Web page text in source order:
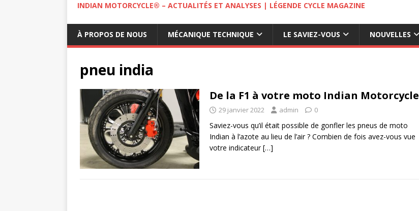
INDIAN MOTORCYCLE® – ACTUALITÉS ET ANALYSES | LÉGENDE CYCLE MAGAZINE
À PROPOS DE NOUS MÉCANIQUE TECHNIQUE LE SAVIEZ-VOUS NOUVELLES
pneu india
De la F1 à votre moto Indian Motorcycle
29 janvier 2022 admin 0
Saviez-vous qu’il était possible de gonfler les pneus de moto
Indian à l’azote au lieu de l’air ? Combien de fois avez-vous vue
votre indicateur[…]